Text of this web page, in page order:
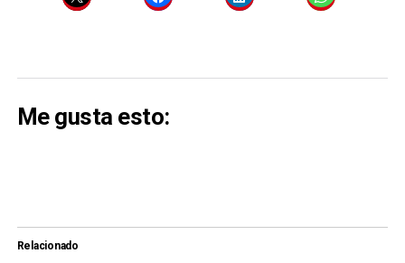
Me gusta esto:
Relacionado